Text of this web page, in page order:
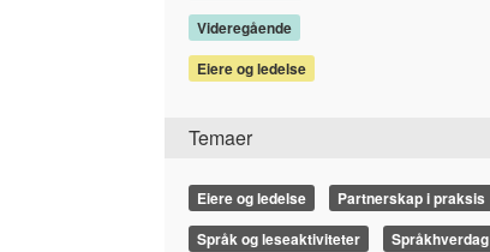
Videregående
Eiere og ledelse
Temaer
Eiere og ledelse
Partnerskap i praksis
Språk og leseaktiviteter
Språkhverdag